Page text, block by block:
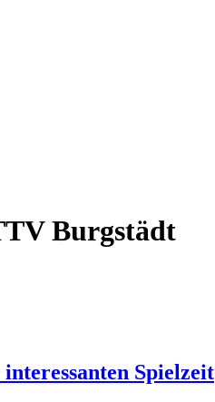
Burgstädt
Spielzeit